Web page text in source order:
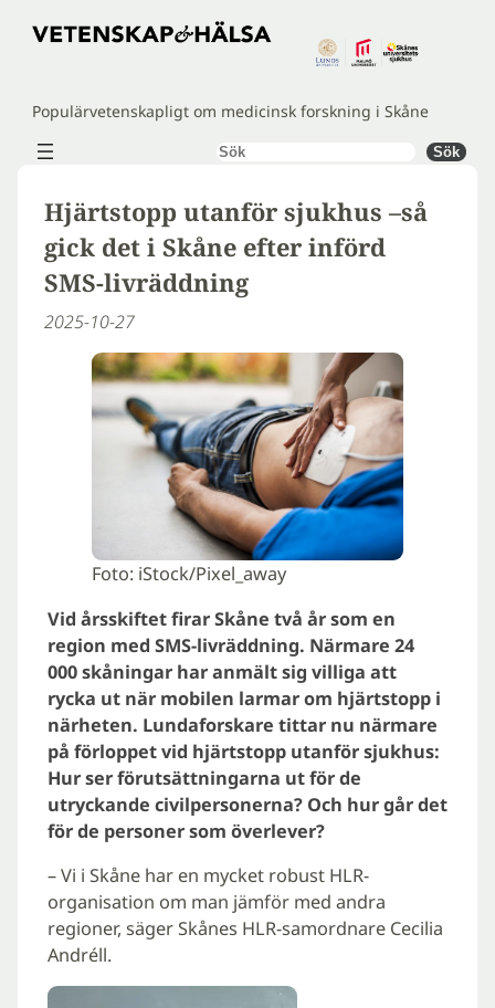
Hoppa
Populärvetenskapligt om medicinsk forskning i Skåne
Sök Sök
Hjärtstopp utanför sjukhus –så
gick det i Skåne efter införd
SMS-livräddning
2025-10-27
Foto: iStock/Pixel_away
Vid årsskiftet firar Skåne två år som en
region med SMS-livräddning. Närmare 24
000 skåningar har anmält sig villiga att
rycka ut när mobilen larmar om hjärtstopp i
närheten. Lundaforskare tittar nu närmare
på förloppet vid hjärtstopp utanför sjukhus:
Hur ser förutsättningarna ut för de
utryckande civilpersonerna? Och hur går det
för de personer som överlever?
– Vi i Skåne har en mycket robust HLR-
organisation om man jämför med andra
regioner, säger Skånes HLR-samordnare Cecilia
Andréll.